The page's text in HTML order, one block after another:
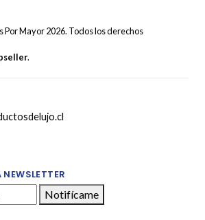
Por Mayor 2026. Todos los derechos
.
Notifícame